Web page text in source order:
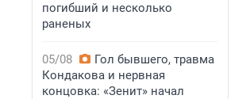
погибший и несколько
раненых
05/08
Гол бывшего, травма
Кондакова и нервная
концовка: «Зенит» начал